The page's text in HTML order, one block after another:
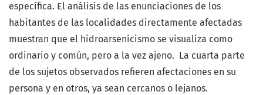
específica. El análisis de las enunciaciones de los
habitantes de las localidades directamente afectadas
muestran que el hidroarsenicismo se visualiza como
ordinario y común, pero a la vez ajeno. La cuarta parte
de los sujetos observados refieren afectaciones en su
persona y en otros, ya sean cercanos o lejanos.